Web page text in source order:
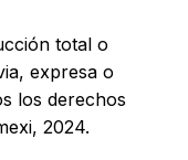
total o
expresa o
los derechos
2024.